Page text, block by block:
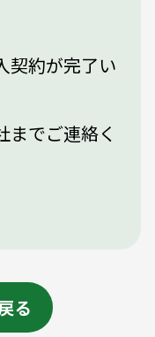
契約が完了い
までご連絡く
る